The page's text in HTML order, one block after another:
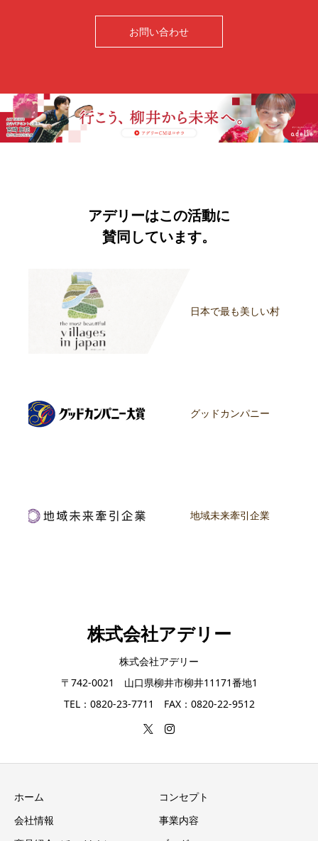
お問い合わせ
アデリーはこの活動に
賛同しています。
日本で最も美しい村
グッドカンパニー
地域未来牽引企業
株式会社アデリー
株式会社アデリー
〒742-0021 山口県柳井市柳井11171番地1
TEL：0820-23-7711 FAX：0820-22-9512
ホーム
コンセプト
会社情報
事業内容